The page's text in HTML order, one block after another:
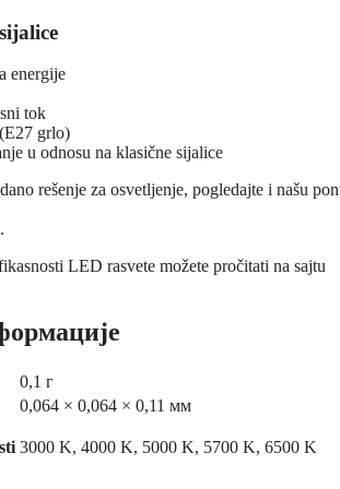
energije
tok
grlo)
u odnosu na klasične sijalice
rešenje za osvetljenje, pogledajte i našu
.
LED rasvete možete pročitati na sajtu
0,1 г
0,064 × 0,064 × 0,11 мм
3000 K, 4000 K, 5000 K, 5700 K, 6500 K